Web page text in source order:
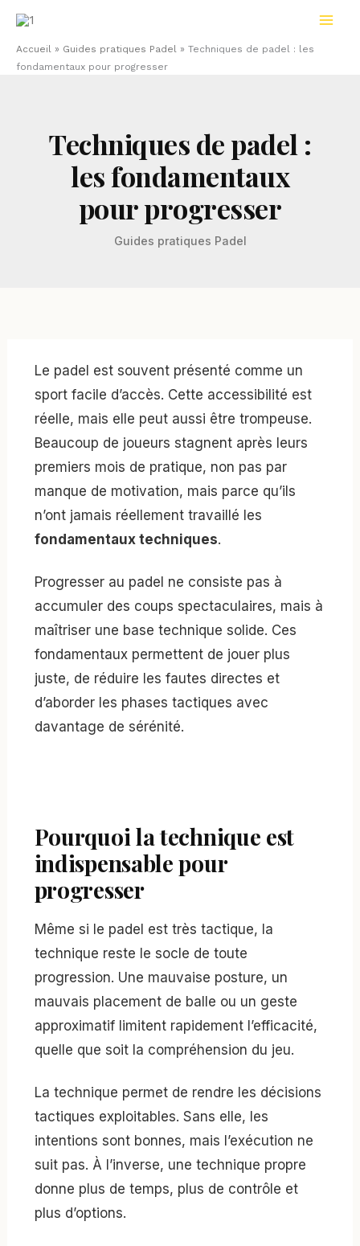
contenu
Accueil » Guides pratiques Padel » Techniques de padel : les
fondamentaux pour progresser
Techniques de padel :
les fondamentaux
pour progresser
Guides pratiques Padel
Le padel est souvent présenté comme un
sport facile d’accès. Cette accessibilité est
réelle, mais elle peut aussi être trompeuse.
Beaucoup de joueurs stagnent après leurs
premiers mois de pratique, non pas par
manque de motivation, mais parce qu’ils
n’ont jamais réellement travaillé les
fondamentaux techniques.
Progresser au padel ne consiste pas à
accumuler des coups spectaculaires, mais à
maîtriser une base technique solide. Ces
fondamentaux permettent de jouer plus
juste, de réduire les fautes directes et
d’aborder les phases tactiques avec
davantage de sérénité.
Pourquoi la technique est
indispensable pour
progresser
Même si le padel est très tactique, la
technique reste le socle de toute
progression. Une mauvaise posture, un
mauvais placement de balle ou un geste
approximatif limitent rapidement l’efficacité,
quelle que soit la compréhension du jeu.
La technique permet de rendre les décisions
tactiques exploitables. Sans elle, les
intentions sont bonnes, mais l’exécution ne
suit pas. À l’inverse, une technique propre
donne plus de temps, plus de contrôle et
plus d’options.